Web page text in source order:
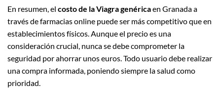
En resumen, el costo de la Viagra genéricaen Granada a
través de farmacias online puede ser más competitivo que en
establecimientos físicos. Aunque el precio es una
consideración crucial, nunca se debe comprometer la
seguridad por ahorrar unos euros. Todo usuario debe realizar
una compra informada, poniendo siempre la salud como
prioridad.